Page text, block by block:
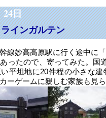
日
インガルテン
線妙高高原駅に行く途中に
ったので、寄ってみた。国
平坦地に20件程の小さな
ーゲームに親しむ家族も見